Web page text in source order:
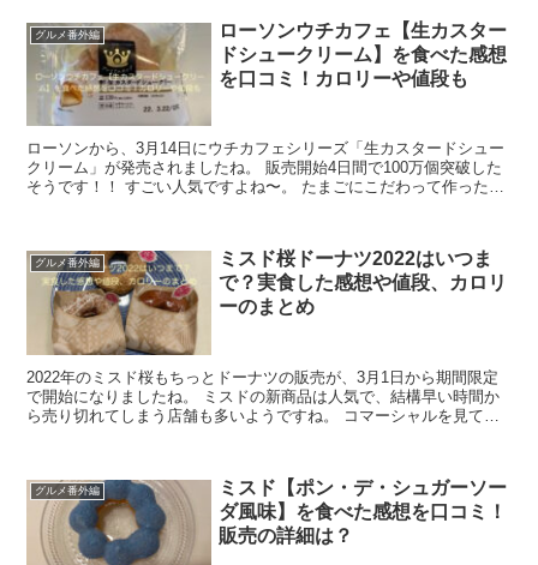
グルメ番外編
ローソンウチカフェ【生カスター
ドシュークリーム】を食べた感想
を口コミ！カロリーや値段も
ローソンから、3月14日にウチカフェシリーズ「生カスタードシュー
クリーム」が発売されましたね。 販売開始4日間で100万個突破した
そうです！！ すごい人気ですよね〜。 たまごにこだわって作ったス
グルメ番外編
ミスド桜ドーナツ2022はいつま
で？実食した感想や値段、カロリ
ーのまとめ
2022年のミスド桜もちっとドーナツの販売が、3月1日から期間限定
で開始になりましたね。 ミスドの新商品は人気で、結構早い時間か
ら売り切れてしまう店舗も多いようですね。 コマーシャルを見て気
グルメ番外編
ミスド【ポン・デ・シュガーソー
ダ風味】を食べた感想を口コミ！
販売の詳細は？